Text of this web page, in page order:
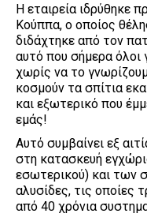
Η εταιρεία ιδρύθηκε
Κούππα, ο οποίος
διδάχτηκε από τον
αυτό που σήμερα όλοι
χωρίς να το
κοσμούν τα σπίτια
και εξωτερικό που
εμάς!
Αυτό συμβαίνει εξ
στη κατασκευή
εσωτερικού) και των
αλυσίδες, τις οποίες
από 40 χρόνια